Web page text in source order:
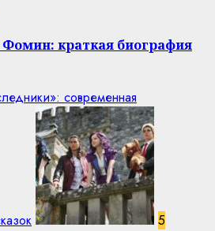
краткая биография
современная
5